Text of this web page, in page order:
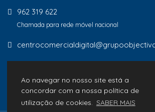
Ao navegar no nosso site está a
concordar com a nossa política de
utilização de cookies. SABER MAIS
962 319 622
Chamada para rede móvel nacional